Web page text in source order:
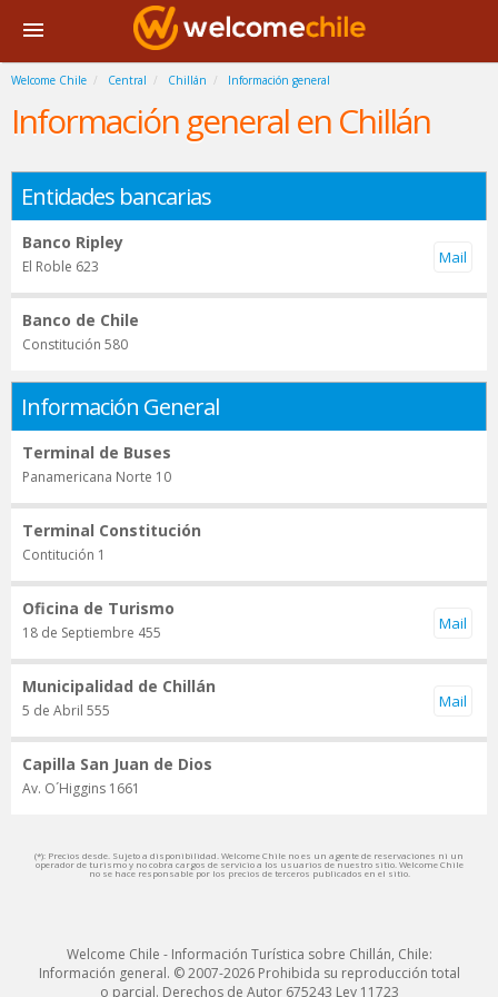
Welcome Chile Central Chillán Información general
Información general en Chillán
Entidades bancarias
Banco Ripley
El Roble 623
Banco de Chile
Constitución 580
Información General
Terminal de Buses
Panamericana Norte 10
Terminal Constitución
Contitución 1
Oficina de Turismo
18 de Septiembre 455
Municipalidad de Chillán
5 de Abril 555
Capilla San Juan de Dios
Av. O´Higgins 1661
(*): Precios desde. Sujeto a disponibilidad. Welcome Chile no es un agente de reservaciones ni un
operador de turismo y no cobra cargos de servicio a los usuarios de nuestro sitio. Welcome Chile
no se hace responsable por los precios de terceros publicados en el sitio.
Welcome Chile - Información Turística sobre Chillán, Chile:
Información general. © 2007-2026 Prohibida su reproducción total
o parcial. Derechos de Autor 675243 Ley 11723